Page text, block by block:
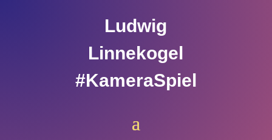
Ludwig
Linnekogel
#KameraSpiel